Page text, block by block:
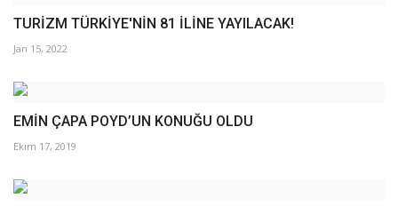
TURİZM TÜRKİYE'NİN 81 İLİNE YAYILACAK!
Jan 15, 2022
EMİN ÇAPA POYD’UN KONUĞU OLDU
Ekim 17, 2019